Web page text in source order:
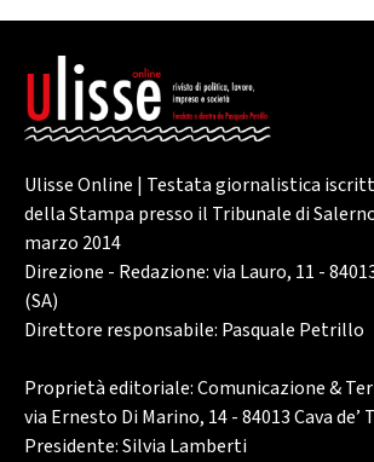
Ulisse Online | Testata giornalistica
della Stampa presso il Tribunale di
marzo 2014
Direzione - Redazione: via Lauro, 11 -
(SA)
Direttore responsabile: Pasquale Petrillo
Proprietà editoriale: Comunicazione &
via Ernesto Di Marino, 14 - 84013 Cava de’
Presidente: Silvia Lamberti